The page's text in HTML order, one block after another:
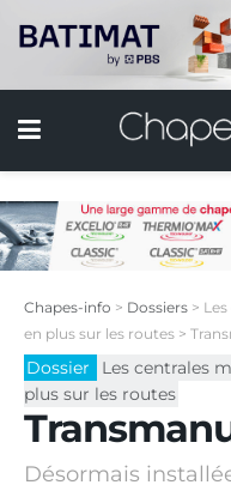
Chapes-info > Dossiers >
en plus sur les routes >
Dossier
Les centrales
plus sur les routes
Désormais